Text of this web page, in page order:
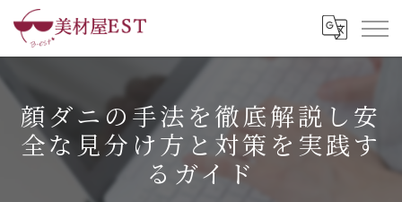
顔ダニの手法を徹底解説し安
全な見分け方と対策を実践す
るガイド